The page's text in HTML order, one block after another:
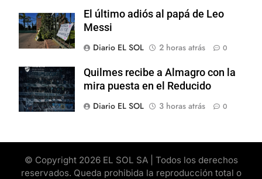
El último adiós al papá de Leo
Messi
Diario EL SOL
2 horas atrás 0
Quilmes recibe a Almagro con la
mira puesta en el Reducido
Diario EL SOL
3 horas atrás 0
© Copyright 2026 EL SOL SA | Todos los derechos
reservados. Queda prohibida la reproducción total o